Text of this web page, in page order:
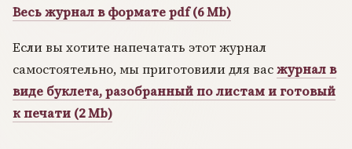
Весь журнал в формате pdf (6 Mb)
Если вы хотите напечатать этот журнал
самостоятельно, мы приготовили для васжурнал в
виде буклета, разобранный по листам и готовый
к печати (2 Mb)